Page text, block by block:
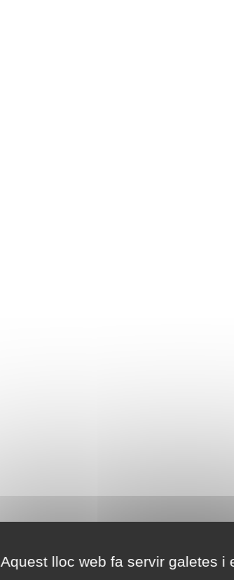
Aquest lloc web fa servir galetes i